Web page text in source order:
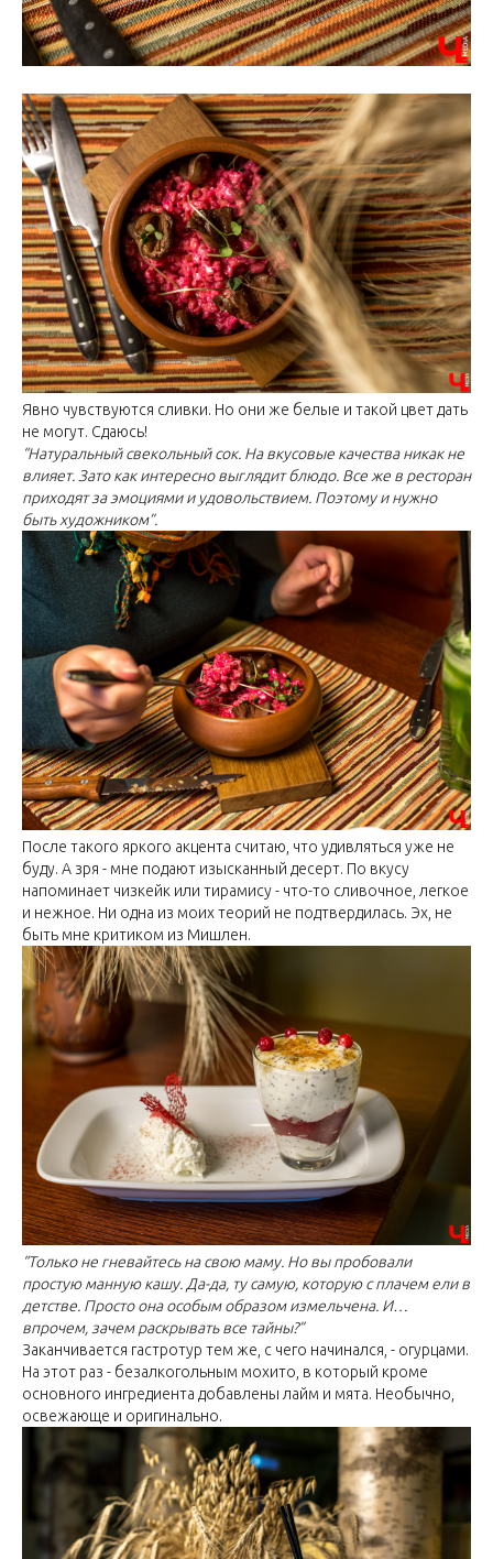
Явно чувствуются сливки. Но они же белые и такой цвет дать
не могут. Сдаюсь!
“Натуральный свекольный сок. На вкусовые качества никак не
влияет. Зато как интересно выглядит блюдо. Все же в ресторан
приходят за эмоциями и удовольствием. Поэтому и нужно
быть художником”.
После такого яркого акцента считаю, что удивляться уже не
буду. А зря - мне подают изысканный десерт. По вкусу
напоминает чизкейк или тирамису - что-то сливочное, легкое
и нежное. Ни одна из моих теорий не подтвердилась. Эх, не
быть мне критиком из Мишлен.
“Только не гневайтесь на свою маму. Но вы пробовали
простую манную кашу. Да-да, ту самую, которую с плачем ели в
детстве. Просто она особым образом измельчена. И…
впрочем, зачем раскрывать все тайны?”
Заканчивается гастротур тем же, с чего начинался, - огурцами.
На этот раз - безалкогольным мохито, в который кроме
основного ингредиента добавлены лайм и мята. Необычно,
освежающе и оригинально.